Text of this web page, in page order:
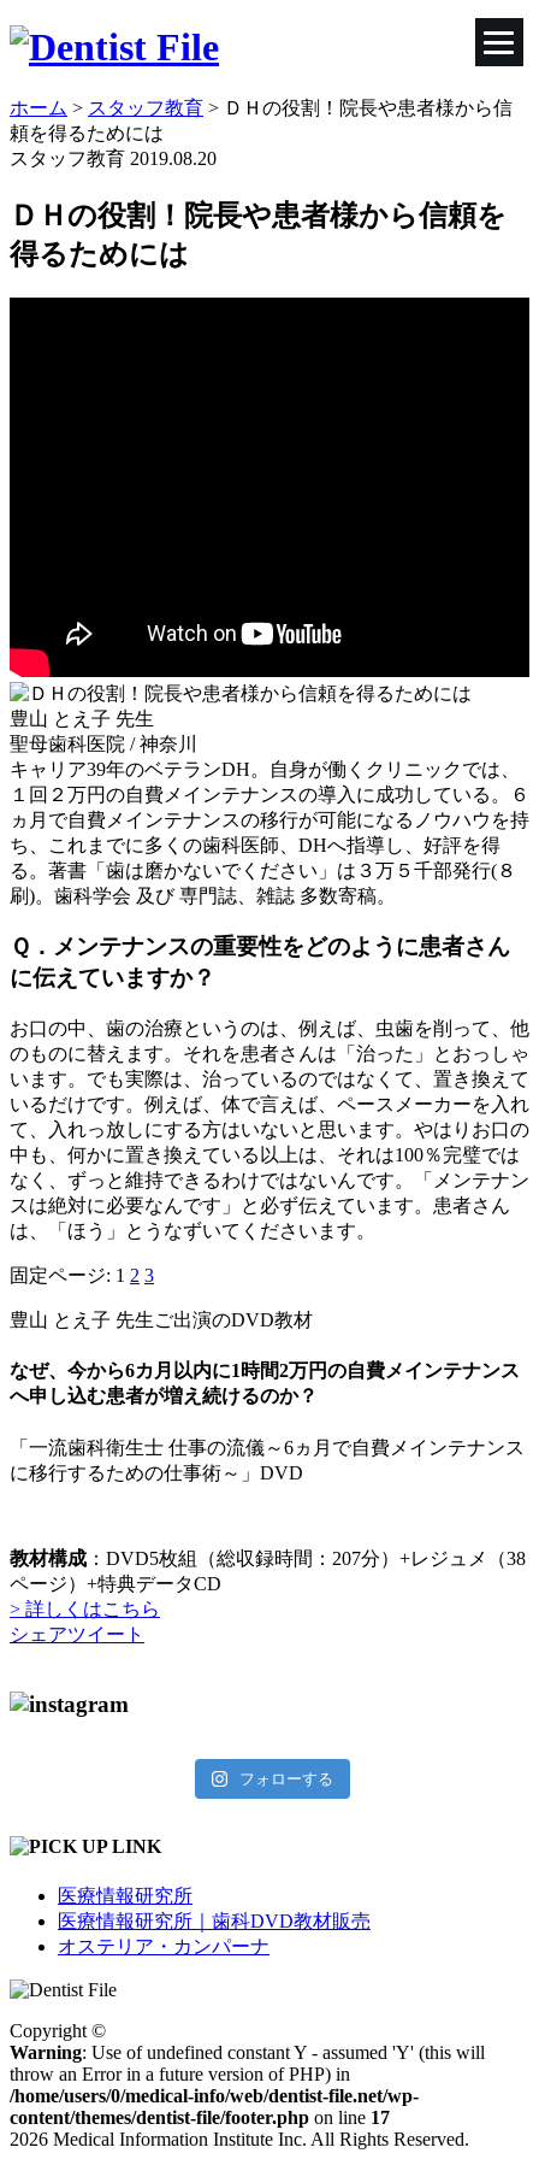
ホーム > スタッフ教育 > ＤＨの役割！院長や患者様から信
頼を得るためには
スタッフ教育 2019.08.20
ＤＨの役割！院長や患者様から信頼を
得るためには
豊山 とえ子 先生
聖母歯科医院 / 神奈川
キャリア39年のベテランDH。自身が働くクリニックでは、
１回２万円の自費メインテナンスの導入に成功している。６
ヵ月で自費メインテナンスの移行が可能になるノウハウを持
ち、これまでに多くの歯科医師、DHへ指導し、好評を得
る。著書「歯は磨かないでください」は３万５千部発行(８
刷)。歯科学会 及び 専門誌、雑誌 多数寄稿。
Ｑ．メンテナンスの重要性をどのように患者さん
に伝えていますか？
お口の中、歯の治療というのは、例えば、虫歯を削って、他
のものに替えます。それを患者さんは「治った」とおっしゃ
います。でも実際は、治っているのではなくて、置き換えて
いるだけです。例えば、体で言えば、ペースメーカーを入れ
て、入れっ放しにする方はいないと思います。やはりお口の
中も、何かに置き換えている以上は、それは100％完璧では
なく、ずっと維持できるわけではないんです。「メンテナン
スは絶対に必要なんです」と必ず伝えています。患者さん
は、「ほう」とうなずいてくださいます。
固定ページ: 1 2 3
豊山 とえ子 先生ご出演のDVD教材
なぜ、今から6カ月以内に1時間2万円の自費メインテナンス
へ申し込む患者が増え続けるのか？
「一流歯科衛生士 仕事の流儀～6ヵ月で自費メインテナンス
に移行するための仕事術～」DVD
教材構成 ：DVD5枚組（総収録時間：207分）+レジュメ（38
ページ）+特典データCD
> 詳しくはこちら
シェアツイート
フォローする
医療情報研究所
医療情報研究所｜歯科DVD教材販売
オステリア・カンパーナ
Copyright ©
Warning: Use of undefined constant Y - assumed 'Y' (this will
throw an Error in a future version of PHP) in
/home/users/0/medical-info/web/dentist-file.net/wp-
content/themes/dentist-file/footer.php on line 17
2026 Medical Information Institute Inc. All Rights Reserved.